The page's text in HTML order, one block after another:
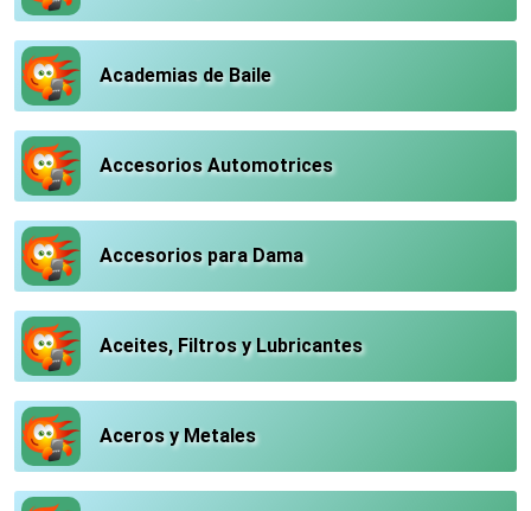
Academias de Baile
Accesorios Automotrices
Accesorios para Dama
Aceites, Filtros y Lubricantes
Aceros y Metales